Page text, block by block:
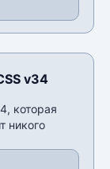
v34
которая
никого